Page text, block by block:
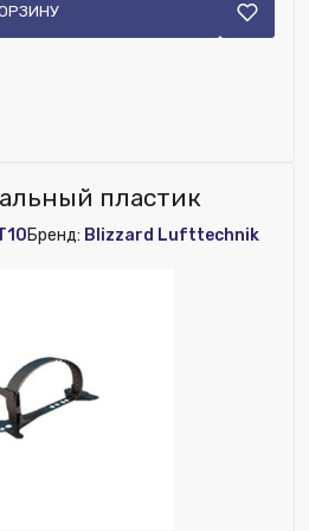
824 24х Ø 75/63 мм ПП
пластик
Бренд: Blizzard Lufttechnik